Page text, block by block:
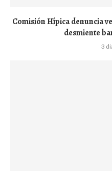
Comisión Hípica denuncia
desmiente
3